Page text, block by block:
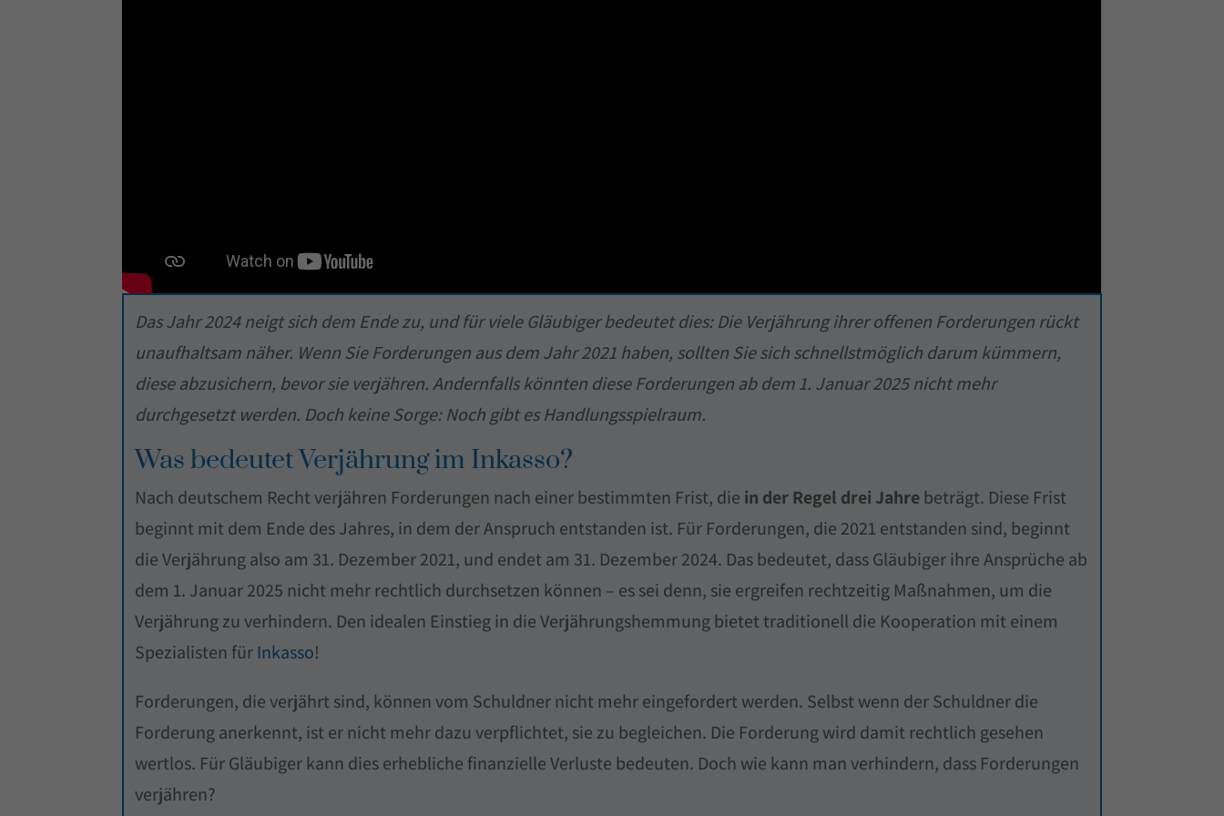
Das Jahr 2024 neigt sich dem Ende zu, und für viele Gläubiger bedeutet dies: Die Verjährung ihrer offenen Forderungen rückt
unaufhaltsam näher. Wenn Sie Forderungen aus dem Jahr 2021 haben, sollten Sie sich schnellstmöglich darum kümmern,
diese abzusichern, bevor sie verjähren. Andernfalls könnten diese Forderungen ab dem 1. Januar 2025 nicht mehr
durchgesetzt werden. Doch keine Sorge: Noch gibt es Handlungsspielraum.
Was bedeutet Verjährung im Inkasso?
Nach deutschem Recht verjähren Forderungen nach einer bestimmten Frist, die in der Regel drei Jahre beträgt. Diese Frist
beginnt mit dem Ende des Jahres, in dem der Anspruch entstanden ist. Für Forderungen, die 2021 entstanden sind, beginnt
die Verjährung also am 31. Dezember 2021, und endet am 31. Dezember 2024. Das bedeutet, dass Gläubiger ihre Ansprüche ab
dem 1. Januar 2025 nicht mehr rechtlich durchsetzen können – es sei denn, sie ergreifen rechtzeitig Maßnahmen, um die
Verjährung zu verhindern. Den idealen Einstieg in die Verjährungshemmung bietet traditionell die Kooperation mit einem
Spezialisten für Inkasso!
Forderungen, die verjährt sind, können vom Schuldner nicht mehr eingefordert werden. Selbst wenn der Schuldner die
Forderung anerkennt, ist er nicht mehr dazu verpflichtet, sie zu begleichen. Die Forderung wird damit rechtlich gesehen
wertlos. Für Gläubiger kann dies erhebliche finanzielle Verluste bedeuten. Doch wie kann man verhindern, dass Forderungen
verjähren?